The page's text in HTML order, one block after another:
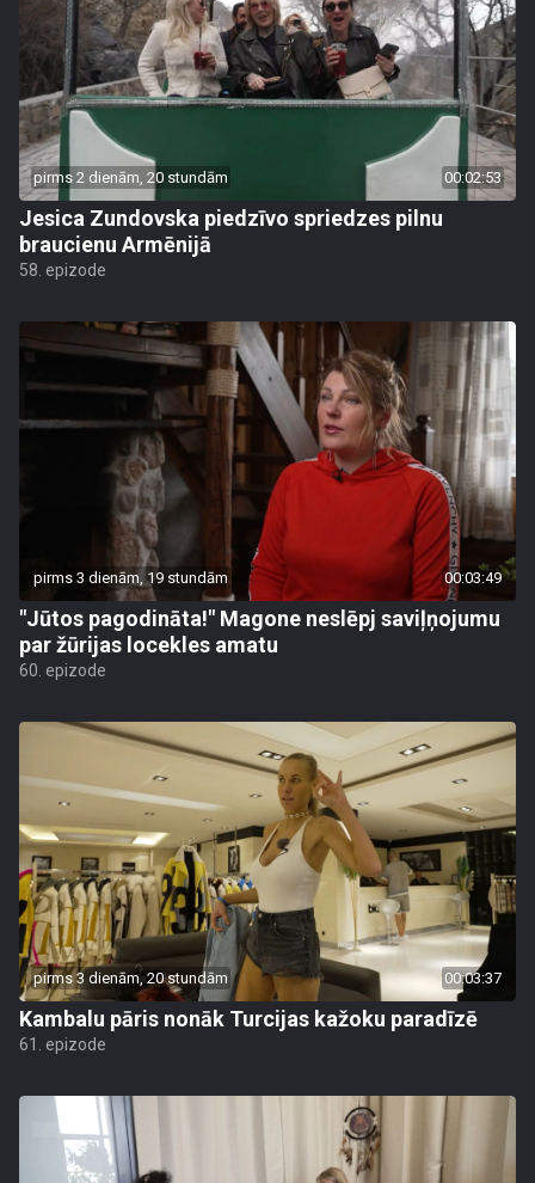
pirms 2 dienām, 20 stundām 00:02:53
Jesica Zundovska piedzīvo spriedzes pilnu
braucienu Armēnijā
58. epizode
pirms 3 dienām, 19 stundām 00:03:49
"Jūtos pagodināta!" Magone neslēpj saviļņojumu
par žūrijas locekles amatu
60. epizode
pirms 3 dienām, 20 stundām 00:03:37
Kambalu pāris nonāk Turcijas kažoku paradīzē
61. epizode